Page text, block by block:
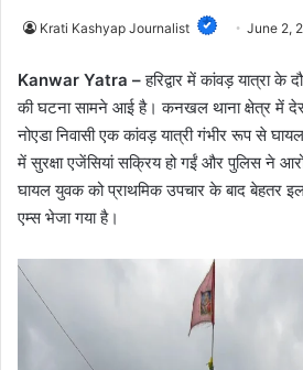
Krati Kashyap Journalist June 2,
Kanwar Yatra –हरिद्वार में कांवड़ यात्रा के
की घटना सामने आई है। कनखल थाना क्षेत्र में देर
नोएडा निवासी एक कांवड़ यात्री गंभीर रूप से
में सुरक्षा एजेंसियां सक्रिय हो गईं और पुलिस ने
घायल युवक को प्राथमिक उपचार के बाद बेहतर
एम्स भेजा गया है।